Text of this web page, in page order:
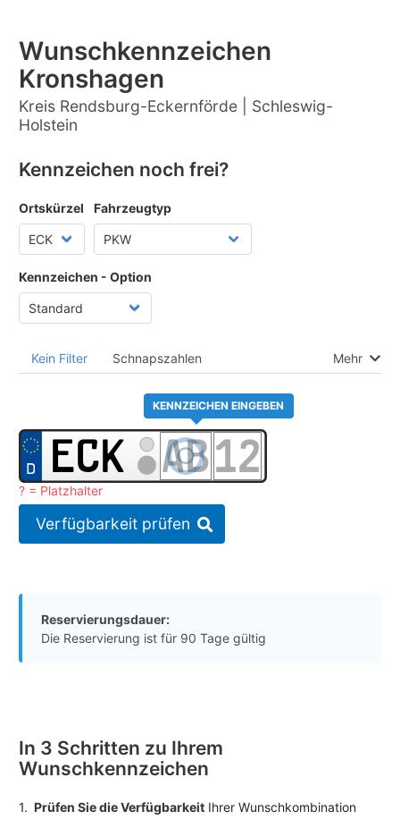
Wunschkennzeichen
Kronshagen
Kreis Rendsburg-Eckernförde | Schleswig-
Holstein
Kennzeichen noch frei?
Ortskürzel Fahrzeugtyp
Kennzeichen - Option
Kein Filter Schnapszahlen Mehr
KENNZEICHEN EINGEBEN
? = Platzhalter
Verfügbarkeit prüfen
Reservierungsdauer:
Die Reservierung ist für 90 Tage gültig
In 3 Schritten zu Ihrem
Wunschkennzeichen
1. Prüfen Sie die Verfügbarkeit Ihrer Wunschkombination